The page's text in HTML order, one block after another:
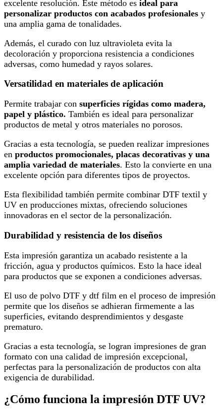
excelente resolución. Este método es ideal para
personalizar productos con acabados profesionales y
una amplia gama de tonalidades.
Además, el curado con luz ultravioleta evita la
decoloración y proporciona resistencia a condiciones
adversas, como humedad y rayos solares.
Versatilidad en materiales de aplicación
Permite trabajar con superficies rígidas como madera,
papel y plástico. También es ideal para personalizar
productos de metal y otros materiales no porosos.
Gracias a esta tecnología, se pueden realizar impresiones
en productos promocionales, placas decorativas y una
amplia variedad de materiales. Esto la convierte en una
excelente opción para diferentes tipos de proyectos.
Esta flexibilidad también permite combinar DTF textil y
UV en producciones mixtas, ofreciendo soluciones
innovadoras en el sector de la personalización.
Durabilidad y resistencia de los diseños
Esta impresión garantiza un acabado resistente a la
fricción, agua y productos químicos. Esto la hace ideal
para productos que se exponen a condiciones adversas.
El uso de polvo DTF y dtf film en el proceso de impresión
permite que los diseños se adhieran firmemente a las
superficies, evitando desprendimientos y desgaste
prematuro.
Gracias a esta tecnología, se logran impresiones de gran
formato con una calidad de impresión excepcional,
perfectas para la personalización de productos con alta
exigencia de durabilidad.
¿Cómo funciona la impresión DTF UV?